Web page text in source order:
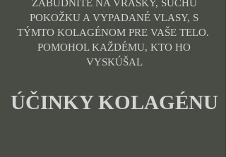
ZABUDNITE NA VRÁSKY, SUCHÚ
POKOŽKU A VYPADANÉ VLASY, S
TÝMTO KOLAGÉNOM PRE VAŠE TELO.
POMOHOL KAŽDÉMU, KTO HO
VYSKÚŠAL
​ÚČINKY KOLAGÉNU